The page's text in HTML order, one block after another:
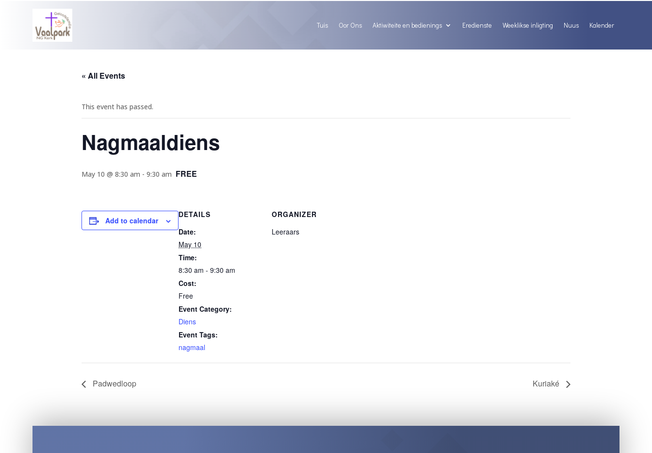
Tuis Oor Ons Aktiwiteite en bedienings Eredienste Weeklikse inligting Nuus Kalender
« All Events
This event has passed.
Nagmaaldiens
May 10 @ 8:30 am - 9:30 am FREE
Add to calendar
DETAILS
Date:
May 10
Time:
8:30 am - 9:30 am
Cost:
Free
Event Category:
Diens
Event Tags:
nagmaal
ORGANIZER
Leeraars
Padwedloop Kuriaké